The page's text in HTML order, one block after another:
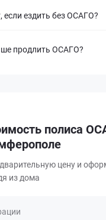
если ездить без ОСАГО?
продлить ОСАГО?
полиса
цену и
из дома